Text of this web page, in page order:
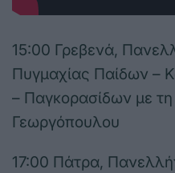
15:00 Γρεβενά,
Πυγμαχίας Παίδων –
– Παγκορασίδων με
Γεωργόπουλου
17:00 Πάτρα,